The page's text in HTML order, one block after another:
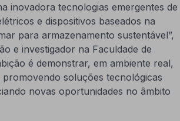
inovadora tecnologias emergentes de
e dispositivos baseados na
para armazenamento sustentável”,
e investigador na Faculdade de
é demonstrar, em ambiente real,
soluções tecnológicas
novas oportunidades no âmbito